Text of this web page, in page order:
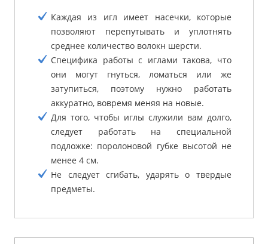
Каждая из игл имеет насечки, которые
позволяют перепутывать и уплотнять
среднее количество волокн шерсти.
Специфика работы с иглами такова, что
они могут гнуться, ломаться или же
затупиться, поэтому нужно работать
аккуратно, вовремя меняя на новые.
Для того, чтобы иглы служили вам долго,
следует работать на специальной
подложке: поролоновой губке высотой не
менее 4 см.
Не следует сгибать, ударять о твердые
предметы.